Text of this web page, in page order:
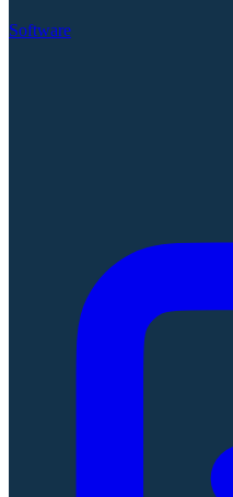
Software